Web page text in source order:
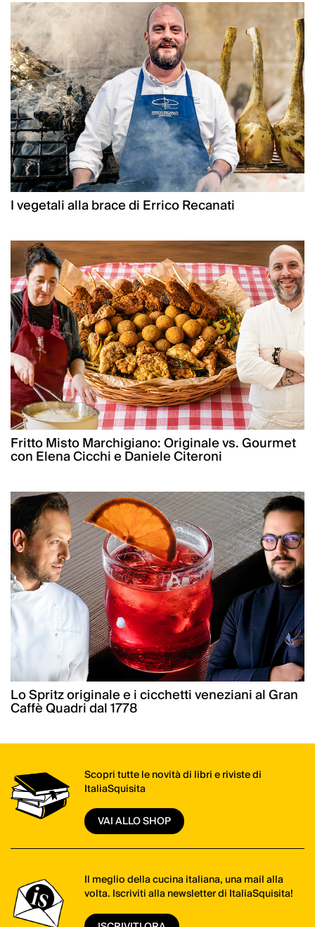
I vegetali alla brace di Errico Recanati
Fritto Misto Marchigiano: Originale vs. Gourmet
con Elena Cicchi e Daniele Citeroni
Lo Spritz originale e i cicchetti veneziani al Gran
Caffè Quadri dal 1778
Scopri tutte le novità di libri e riviste di
ItaliaSquisita
VAI ALLO SHOP
Il meglio della cucina italiana, una mail alla
volta. Iscriviti alla newsletter di ItaliaSquisita!